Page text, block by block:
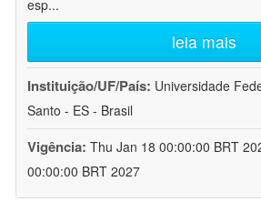
esp...
leia mais
Instituição/UF/País: Universidade
Santo - ES - Brasil
Vigência: Thu Jan 18 00:00:00 BRT
00:00:00 BRT 2027